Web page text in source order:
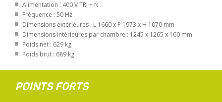
Alimentation : 400 V TRI + N
Fréquence : 50 Hz
Dimensions extérieures : L 1660 x P 1973 x H 1070 mm
Dimensions intérieures par chambre : 1245 x 1265 x 160 mm
Poids net : 629 kg
Poids brut : 689 kg
POINTS FORTS